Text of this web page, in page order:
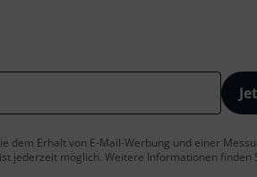
dem Erhalt von E-Mail-Werbung und einer
jederzeit möglich. Weitere Informationen finden